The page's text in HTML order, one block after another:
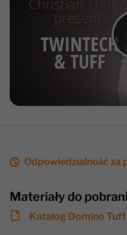
Odpowiedzialność za
Materiały do
Katalog Domino